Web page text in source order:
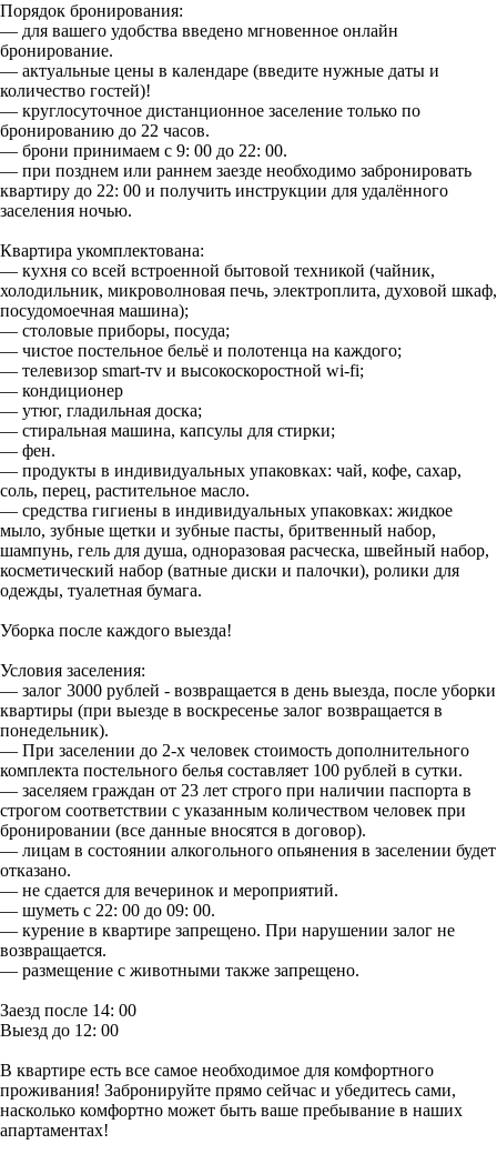
Порядок бронирования:
— для вашего удобства введено мгновенное онлайн
бронирование.
— актуальные цены в календаре (введите нужные даты и
количество гостей)!
— круглосуточное дистанционное заселение только по
бронированию до 22 часов.
— брони принимаем с 9: 00 до 22: 00.
— при позднем или раннем заезде необходимо забронировать
квартиру до 22: 00 и получить инструкции для удалённого
заселения ночью.
Квартира укомплектована:
— кухня со всей встроенной бытовой техникой (чайник,
холодильник, микроволновая печь, электроплита, духовой шкаф,
посудомоечная машина);
— столовые приборы, посуда;
— чистое постельное бельё и полотенца на каждого;
— телевизор smаrt-тv и высокоскоростной wi-fi;
— кондиционер
— утюг, гладильная доска;
— стиральная машина, капсулы для стирки;
— фен.
— продукты в индивидуальных упаковках: чай, кофе, сахар,
соль, перец, растительное масло.
— средства гигиены в индивидуальных упаковках: жидкое
мыло, зубные щетки и зубные пасты, бритвенный набор,
шампунь, гель для душа, одноразовая расческа, швейный набор,
косметический набор (ватные диски и палочки), ролики для
одежды, туалетная бумага.
Уборка после каждого выезда!
Условия заселения:
— залог 3000 рублей - возвращается в день выезда, после уборки
квартиры (при выезде в воскресенье залог возвращается в
понедельник).
— При заселении до 2-х человек стоимость дополнительного
комплекта постельного белья составляет 100 рублей в сутки.
— заселяем граждан от 23 лет строго при наличии паспорта в
строгом соответствии с указанным количеством человек при
бронировании (все данные вносятся в договор).
— лицам в состоянии алкогольного опьянения в заселении будет
отказано.
— не сдается для вечеринок и мероприятий.
— шуметь с 22: 00 до 09: 00.
— курение в квартире запрещено. При нарушении залог не
возвращается.
— размещение с животными также запрещено.
Заезд после 14: 00
Выезд до 12: 00
В квартире есть все самое необходимое для комфортного
проживания! Забронируйте прямо сейчас и убедитесь сами,
насколько комфортно может быть ваше пребывание в наших
апартаментах!